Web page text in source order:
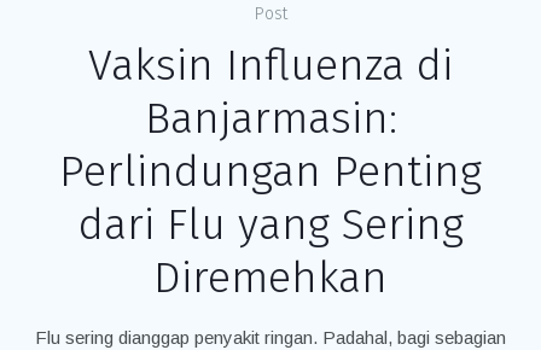
Post
Vaksin Influenza di
Banjarmasin:
Perlindungan Penting
dari Flu yang Sering
Diremehkan
Flu sering dianggap penyakit ringan. Padahal, bagi sebagian